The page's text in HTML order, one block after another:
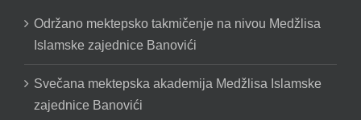
Održano mektepsko takmičenje na nivou Medžlisa
Islamske zajednice Banovići
Svečana mektepska akademija Medžlisa Islamske
zajednice Banovići